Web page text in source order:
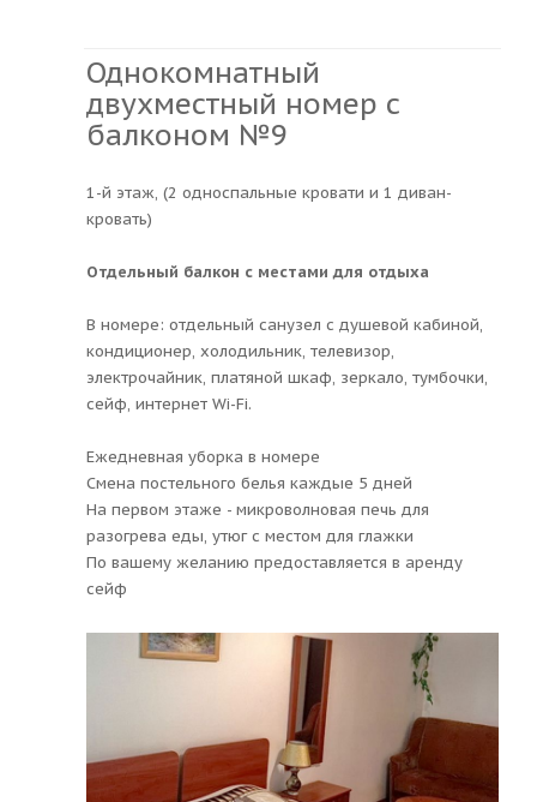
Однокомнатный
двухместный номер с
балконом №9
1-й этаж, (2 односпальные кровати и 1 диван-
кровать)
Отдельный балкон с местами для отдыха
В номере: отдельный санузел с душевой кабиной,
кондиционер, холодильник, телевизор,
электрочайник, платяной шкаф, зеркало, тумбочки,
сейф, интернет Wi-Fi.
Ежедневная уборка в номере
Смена постельного белья каждые 5 дней
На первом этаже - микроволновая печь для
разогрева еды, утюг с местом для глажки
По вашему желанию предоставляется в аренду
сейф